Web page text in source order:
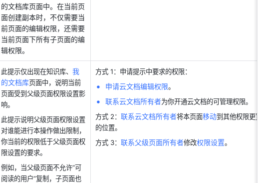
的文档库页面中。在当前页
面创建副本时，不仅需要当
前页面的编辑权限，还需要
当前页面下所有子页面的编
辑权限。
此提示仅出现在知识库、 我
的文档库页面中，说明当前
页面受到父级页面权限设置影
响。
此提示说明父级页面权限设置
对谁能进行本操作做出限制，
你当前的权限低于父级页面权
限设置的要求。
例如，当父级页面不允许“可
阅读的用户”复制，子页面也
方式 1：申请提示中要求的权限：
申请云文档编辑权限。
联系云文档所有者为你开通云文档的可管理权限。
方式 2： 联系云文档所有者将本页面移动到其他权限更宽松
的位置。
方式 3： 联系父级页面所有者修改权限设置。